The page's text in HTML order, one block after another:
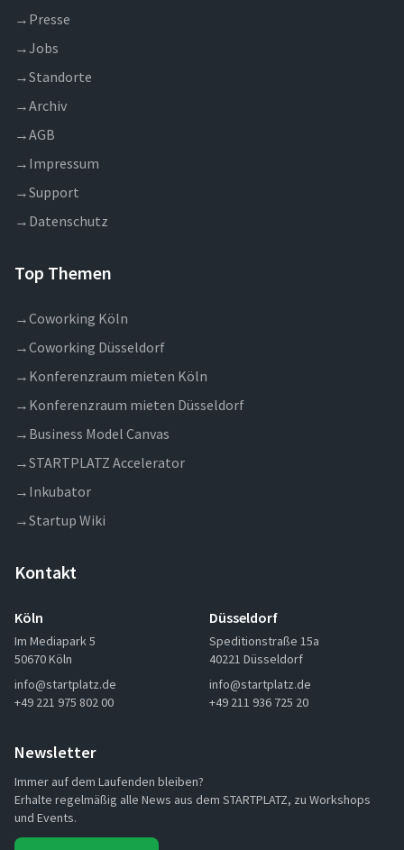
→ Presse
→Jobs
→Standorte
→Archiv
→AGB
→ Impressum
→Support
→ Datenschutz
Top Themen
→Coworking Köln
→Coworking Düsseldorf
→ Konferenzraum mieten Köln
→ Konferenzraum mieten Düsseldorf
→ Business Model Canvas
→STARTPLATZ Accelerator
→ Inkubator
→Startup Wiki
Kontakt
Köln
Im Mediapark 5
50670 Köln
info@startplatz.de
+49 221 975 802 00
Düsseldorf
Speditionstraße 15a
40221 Düsseldorf
info@startplatz.de
+49 211 936 725 20
Newsletter
Immer auf dem Laufenden bleiben?
Erhalte regelmäßig alle News aus dem STARTPLATZ, zu Workshops
und Events.